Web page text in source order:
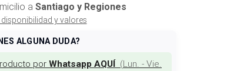
a Santiago y Regiones
disponibilidad y valores
ALGUNA DUDA?
por Whatsapp AQUÍ (Lun. - Vie.